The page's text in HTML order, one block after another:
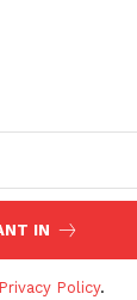
IN
Privacy Policy.